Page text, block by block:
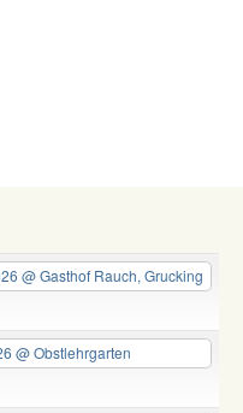
@ Gasthof Rauch, Grucking
@ Obstlehrgarten